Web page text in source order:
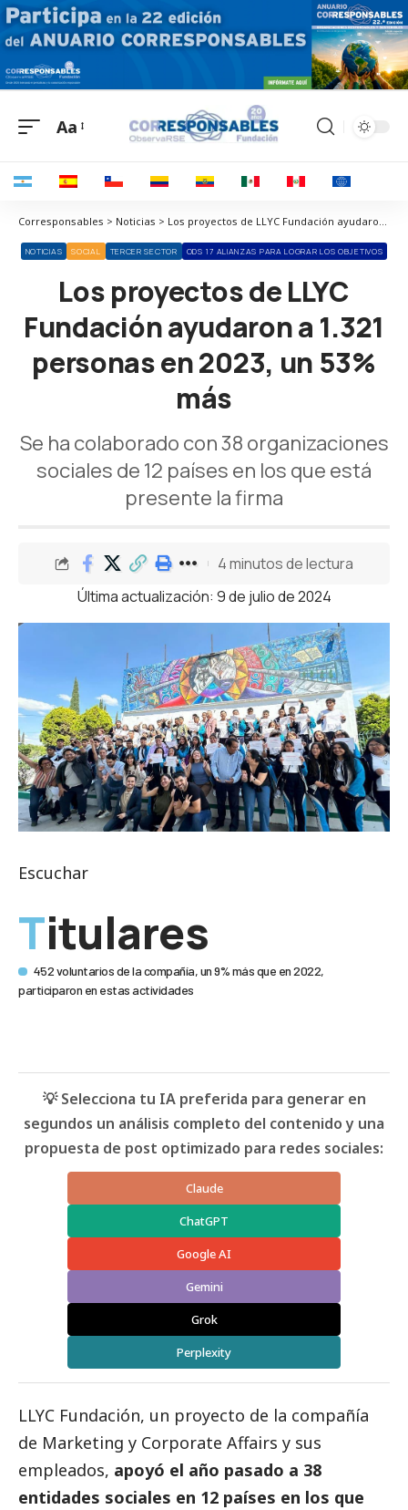
Aa
Corresponsables > Noticias > Los proyectos de LLYC Fundación ayudaron a 1.321 personas en 2023, un 53% más
NOTICIAS SOCIAL TERCER SECTOR ODS 17 ALIANZAS PARA LOGRAR LOS OBJETIVOS
Los proyectos de LLYC
Fundación ayudaron a 1.321
personas en 2023, un 53%
más
Se ha colaborado con 38 organizaciones
sociales de 12 países en los que está
presente la firma
Última actualización: 9 de julio de 2024
4 minutos de lectura
Escuchar
Titulares
452 voluntarios de la compañía, un 9% más que en 2022,
participaron en estas actividades
💡 Selecciona tu IA preferida para generar en
segundos un análisis completo del contenido y una
propuesta de post optimizado para redes sociales:
Claude
ChatGPT
Google AI
Gemini
Grok
Perplexity
LLYC Fundación, un proyecto de la compañía
de Marketing y Corporate Affairs y sus
empleados, apoyó el año pasado a 38
entidades sociales en 12 países en los que